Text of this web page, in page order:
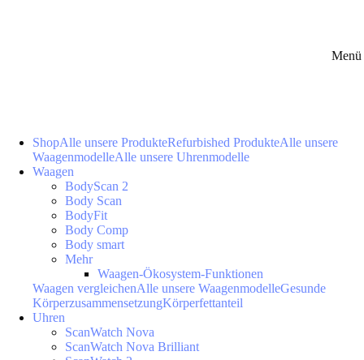
Menü
ShopAlle unsere ProdukteRefurbished ProdukteAlle unsere
WaagenmodelleAlle unsere Uhrenmodelle
Waagen
BodyScan 2
Body Scan
BodyFit
Body Comp
Body smart
Mehr
Waagen-Ökosystem-Funktionen
Waagen vergleichenAlle unsere WaagenmodelleGesunde
KörperzusammensetzungKörperfettanteil
Uhren
ScanWatch Nova
ScanWatch Nova Brilliant